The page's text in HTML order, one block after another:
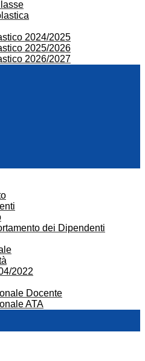
2024/2025
2025/2026
2026/2027
dei Dipendenti
2022
Docente
ATA